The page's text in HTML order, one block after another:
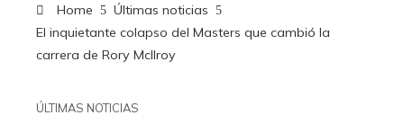
Home
Últimas noticias
El inquietante colapso del Masters que cambió la
carrera de Rory McIlroy
ÚLTIMAS NOTICIAS